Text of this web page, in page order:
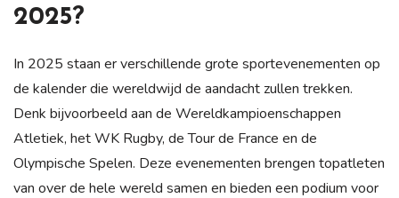
2025?
In 2025 staan er verschillende grote sportevenementen op
de kalender die wereldwijd de aandacht zullen trekken.
Denk bijvoorbeeld aan de Wereldkampioenschappen
Atletiek, het WK Rugby, de Tour de France en de
Olympische Spelen. Deze evenementen brengen topatleten
van over de hele wereld samen en bieden een podium voor